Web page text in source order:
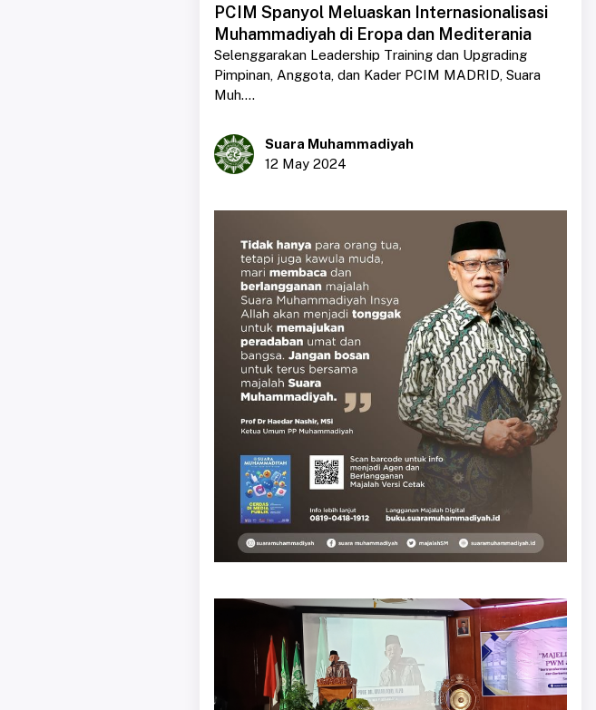
PCIM Spanyol Meluaskan Internasionalisasi
Muhammadiyah di Eropa dan Mediterania
Selenggarakan Leadership Training dan Upgrading
Pimpinan, Anggota, dan Kader PCIM MADRID, Suara
Muh....
Suara Muhammadiyah
12 May 2024